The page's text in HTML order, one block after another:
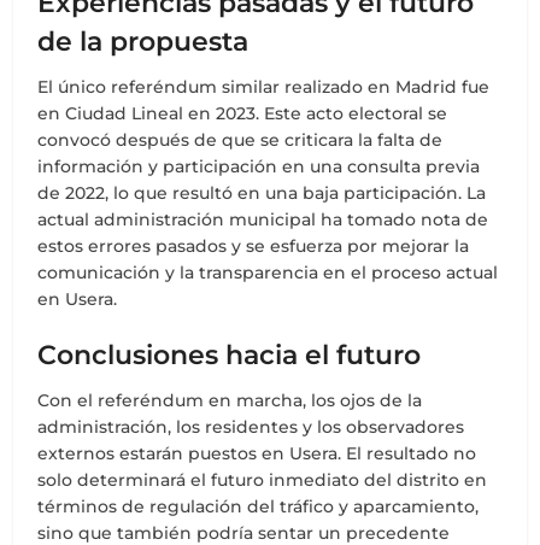
de la propuesta
El único referéndum similar realizado en Madrid fue
en Ciudad Lineal en 2023. Este acto electoral se
convocó después de que se criticara la falta de
información y participación en una consulta previa
de 2022, lo que resultó en una baja participación. La
actual administración municipal ha tomado nota de
estos errores pasados y se esfuerza por mejorar la
comunicación y la transparencia en el proceso actual
en Usera.
Conclusiones hacia el futuro
Con el referéndum en marcha, los ojos de la
administración, los residentes y los observadores
externos estarán puestos en Usera. El resultado no
solo determinará el futuro inmediato del distrito en
términos de regulación del tráfico y aparcamiento,
sino que también podría sentar un precedente